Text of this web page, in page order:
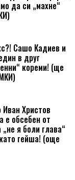
да си „махне“
Сашо Кадиев и
в друг
кореми! (ще
Христов
е обсебен от
я боли глава“
гейша! (още